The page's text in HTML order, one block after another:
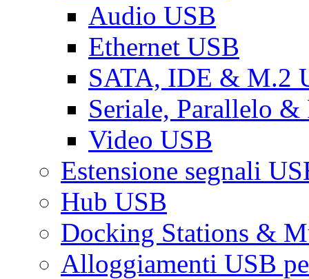
Audio USB
Ethernet USB
SATA, IDE & M.2
Seriale, Parallelo &
Video USB
Estensione segnali
Hub USB
Docking Stations &
Alloggiamenti USB